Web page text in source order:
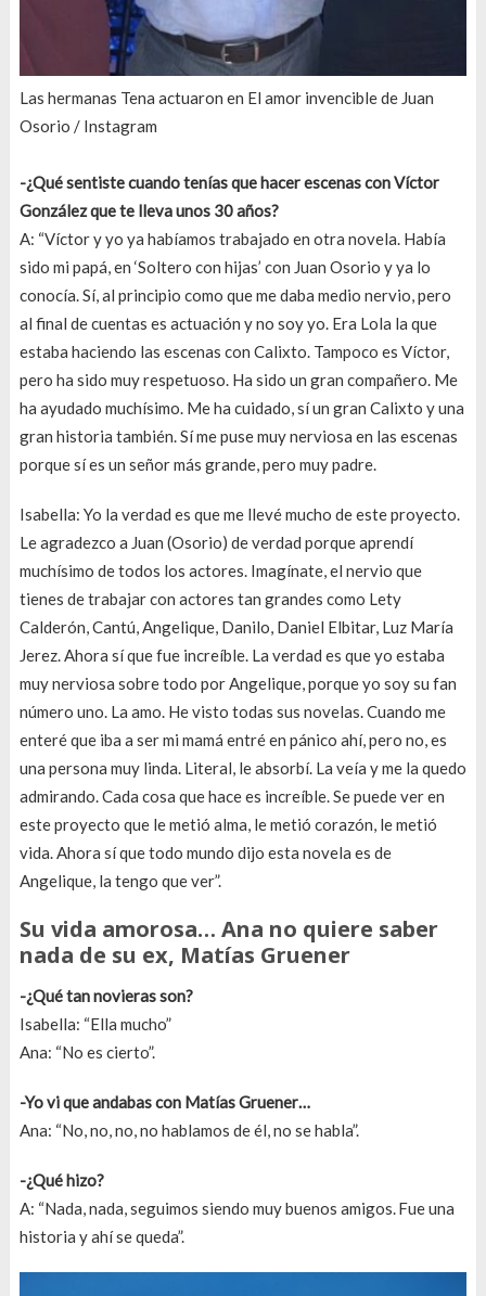
Las hermanas Tena actuaron en El amor invencible de Juan
Osorio / Instagram
-¿Qué sentiste cuando tenías que hacer escenas con Víctor
González que te lleva unos 30 años?
A: “Víctor y yo ya habíamos trabajado en otra novela. Había
sido mi papá, en ‘Soltero con hijas’ con Juan Osorio y ya lo
conocía. Sí, al principio como que me daba medio nervio, pero
al final de cuentas es actuación y no soy yo. Era Lola la que
estaba haciendo las escenas con Calixto. Tampoco es Víctor,
pero ha sido muy respetuoso. Ha sido un gran compañero. Me
ha ayudado muchísimo. Me ha cuidado, sí un gran Calixto y una
gran historia también. Sí me puse muy nerviosa en las escenas
porque sí es un señor más grande, pero muy padre.
Isabella: Yo la verdad es que me llevé mucho de este proyecto.
Le agradezco a Juan (Osorio) de verdad porque aprendí
muchísimo de todos los actores. Imagínate, el nervio que
tienes de trabajar con actores tan grandes como Lety
Calderón, Cantú, Angelique, Danilo, Daniel Elbitar, Luz María
Jerez. Ahora sí que fue increíble. La verdad es que yo estaba
muy nerviosa sobre todo por Angelique, porque yo soy su fan
número uno. La amo. He visto todas sus novelas. Cuando me
enteré que iba a ser mi mamá entré en pánico ahí, pero no, es
una persona muy linda. Literal, le absorbí. La veía y me la quedo
admirando. Cada cosa que hace es increíble. Se puede ver en
este proyecto que le metió alma, le metió corazón, le metió
vida. Ahora sí que todo mundo dijo esta novela es de
Angelique, la tengo que ver”.
Su vida amorosa… Ana no quiere saber
nada de su ex, Matías Gruener
-¿Qué tan novieras son?
Isabella: “Ella mucho”
Ana: “No es cierto”.
-Yo vi que andabas con Matías Gruener…
Ana: “No, no, no, no hablamos de él, no se habla”.
-¿Qué hizo?
A: “Nada, nada, seguimos siendo muy buenos amigos. Fue una
historia y ahí se queda”.